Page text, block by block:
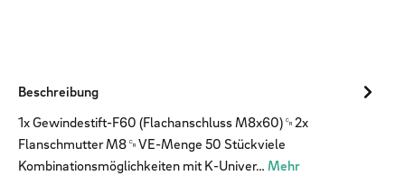
Beschreibung
1x Gewindestift-F60 (Flachanschluss M8x60)␍2x
Flanschmutter M8␍VE-Menge 50 Stückviele
Kombinationsmöglichkeiten mit K-Univer… Mehr